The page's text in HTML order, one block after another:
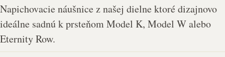
Napichovacie náušnice z našej dielne ktoré dizajnovo
ideálne sadnú k prsteňom Model K, Model W alebo
Eternity Row.